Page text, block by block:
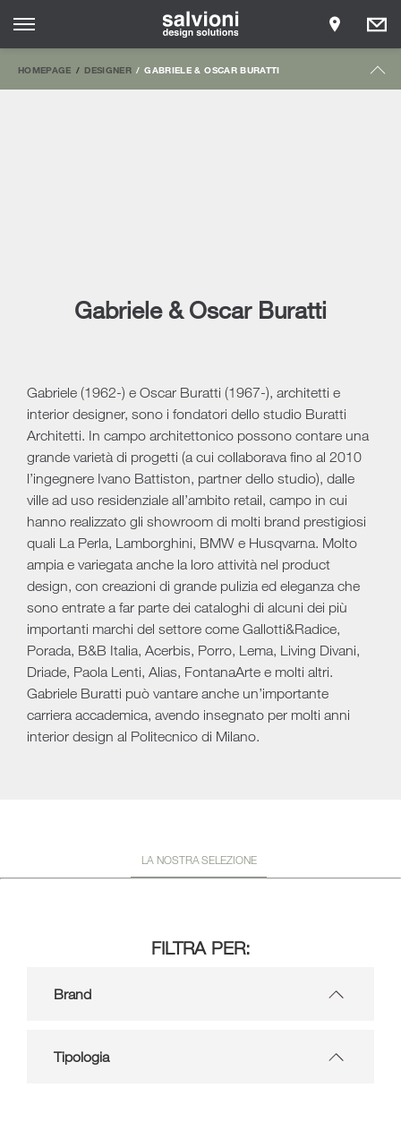
HOMEPAGE DESIGNER GABRIELE & OSCAR BURATTI
Gabriele & Oscar Buratti
Gabriele (1962-) e Oscar Buratti (1967-), architetti e
interior designer, sono i fondatori dello studio Buratti
Architetti. In campo architettonico possono contare una
grande varietà di progetti (a cui collaborava fino al 2010
l’ingegnere Ivano Battiston, partner dello studio), dalle
ville ad uso residenziale all’ambito retail, campo in cui
hanno realizzato gli showroom di molti brand prestigiosi
quali La Perla, Lamborghini, BMW e Husqvarna. Molto
ampia e variegata anche la loro attività nel product
design, con creazioni di grande pulizia ed eleganza che
sono entrate a far parte dei cataloghi di alcuni dei più
importanti marchi del settore come Gallotti&Radice,
Porada, B&B Italia, Acerbis, Porro, Lema, Living Divani,
Driade, Paola Lenti, Alias, FontanaArte e molti altri.
Gabriele Buratti può vantare anche un’importante
carriera accademica, avendo insegnato per molti anni
interior design al Politecnico di Milano.
LA NOSTRA SELEZIONE
FILTRA PER:
Brand
Tipologia